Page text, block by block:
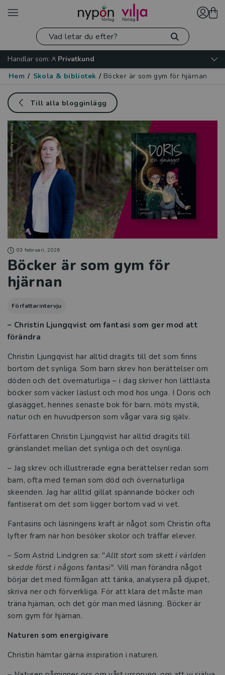
Handlar som:
Privatkund
Hem / Skola & bibliotek / Böcker är som gym för hjärnan
Till alla blogginlägg
03 februari, 2026
Böcker är som gym för
hjärnan
Författarintervju
– Christin Ljungqvist om fantasi som ger mod att
förändra
Christin Ljungqvist har alltid dragits till det som finns
bortom det synliga. Som barn skrev hon berättelser om
döden och det övernaturliga – i dag skriver hon lättlästa
böcker som väcker läslust och mod hos unga. I Doris och
glasägget, hennes senaste bok för barn, möts mystik,
natur och en huvudperson som vågar vara sig själv.
Författaren Christin Ljungqvist har alltid dragits till
gränslandet mellan det synliga och det osynliga.
– Jag skrev och illustrerade egna berättelser redan som
barn, ofta med teman som död och övernaturliga
skeenden. Jag har alltid gillat spännande böcker och
fantiserat om det som ligger bortom vad vi vet.
Fantasins och läsningens kraft är något som Christin ofta
lyfter fram när hon besöker skolor och träffar elever.
– Som Astrid Lindgren sa: "Allt stort som skett i världen
skedde först i någons fantasi". Vill man förändra något
börjar det med förmågan att tänka, analysera på djupet,
skriva ner och förverkliga. För att klara det måste man
träna hjärnan, och det gör man med läsning. Böcker är
som gym för hjärnan.
Naturen som energigivare
Christin hämtar gärna inspiration i naturen.